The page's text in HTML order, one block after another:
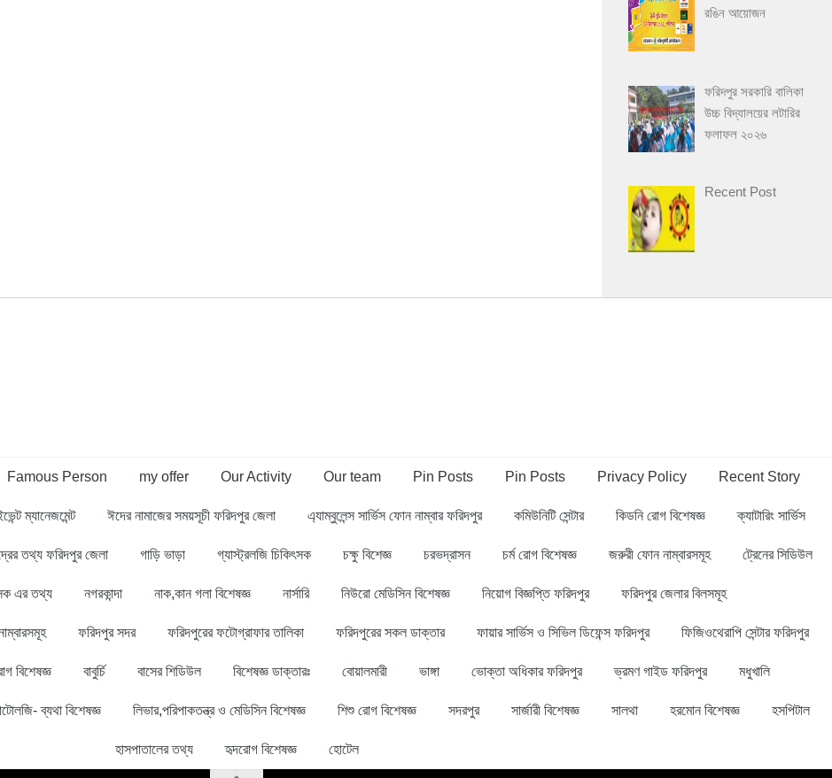
রঙিন আয়োজন
ফরিদপুর সরকারি বালিকা
উচ্চ বিদ্যালয়ের লটারির
ফলাফল ২০২৬
Recent Post
Famous Person my offer Our Activity Our team Pin Posts Pin Posts Privacy Policy Recent Story
ম্যানেজমেন্ট ঈদের নামাজের সময়সূচী ফরিদপুর জেলা এ্যাম্বুলেন্স সার্ভিস ফোন নাম্বার ফরিদপুর কমিউনিটি সেন্টার কিডনি রোগ বিশেষজ্ঞ ক্যাটারিং সার্ভিস
তথ্য ফরিদপুর জেলা গাড়ি ভাড়া গ্যাস্ট্রলজি চিকিৎসক চক্ষু বিশেজ্ঞ চরভদ্রাসন চর্ম রোগ বিশেষজ্ঞ জরুরী ফোন নাম্বারসমূহ ট্রেনের সিডিউল
এর তথ্য নগরকান্দা নাক,কান গলা বিশেষজ্ঞ নার্সারি নিউরো মেডিসিন বিশেষজ্ঞ নিয়োগ বিজ্ঞপ্তি ফরিদপুর ফরিদপুর জেলার বিলসমূহ
ফরিদপুর সদর ফরিদপুরের ফটোগ্রাফার তালিকা ফরিদপুরের সকল ডাক্তার ফায়ার সার্ভিস ও সিভিল ডিফেন্স ফরিদপুর ফিজিওথেরাপি সেন্টার ফরিদপুর
বিশেষজ্ঞ বাবুর্চি বাসের শিডিউল বিশেষজ্ঞ ডাক্তারঃ বোয়ালমারী ভাঙ্গা ভোক্তা অধিকার ফরিদপুর ভ্রমণ গাইড ফরিদপুর মধুখালি
ব্যথা বিশেষজ্ঞ লিভার,পরিপাকতন্ত্র ও মেডিসিন বিশেষজ্ঞ শিশু রোগ বিশেষজ্ঞ সদরপুর সার্জারী বিশেষজ্ঞ সালথা হরমোন বিশেষজ্ঞ হসপিটাল
হাসপাতালের তথ্য হৃদরোগ বিশেষজ্ঞ হোটেল